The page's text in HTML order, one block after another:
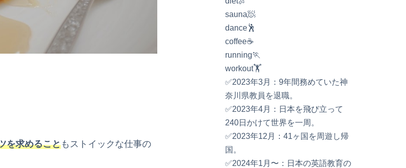
を求めることもストイックな仕事の
sauna🧖
dance🕺
coffee☕️
running🏃
workout🏋️
✅2023年3月：9年間務めていた神
奈川県教員を退職。
✅2023年4月：日本を飛び立って
240日かけて世界を一周。
✅2023年12月：41ヶ国を周遊し帰
国。
✅2024年1月〜：日本の英語教育の